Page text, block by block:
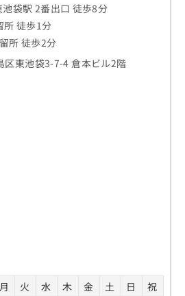
袋駅 2番出口 徒歩8分
所 徒歩1分
所 徒歩2分
区東池袋3-7-4 倉本ビル2階
月 火 水 木 金 土 日
祝